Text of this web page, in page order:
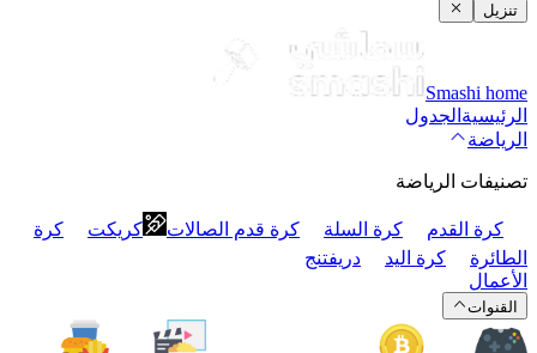
تنزيل
Smashi home
الرئيسية الجدول
الرياضة
تصنيفات الرياضة
كرة القدم كرة السلة كرة قدم الصالات كريكت
كرة
الطائرة
كرة اليد
دريفتنج
الأعمال
القنوات